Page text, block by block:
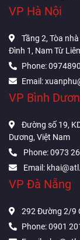
VP Hà Nội
Tầng 2, Tòa
Đình 1, Nam Từ
Phone:
Email:
VP Bình
Đường số 19,
Dương, Việt Nam
Phone: 0973
Email:
VP Đà Nẵng
292 Đường 2/9
Phone: 0901